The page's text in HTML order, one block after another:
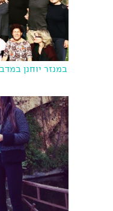
במנזר יוחנן